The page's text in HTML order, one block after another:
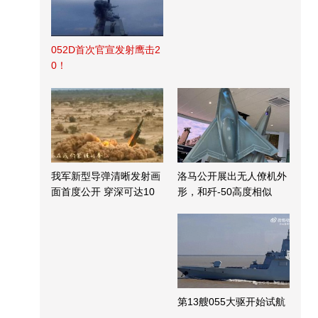
052D首次官宣发射鹰击2
0！
我军新型导弹清晰发射画
面首度公开 穿深可达10
洛马公开展出无人僚机外
形，和歼-50高度相似
第13艘055大驱开始试航